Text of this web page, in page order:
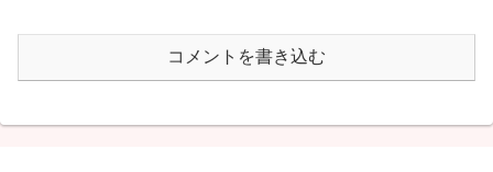
コメントを書き込む